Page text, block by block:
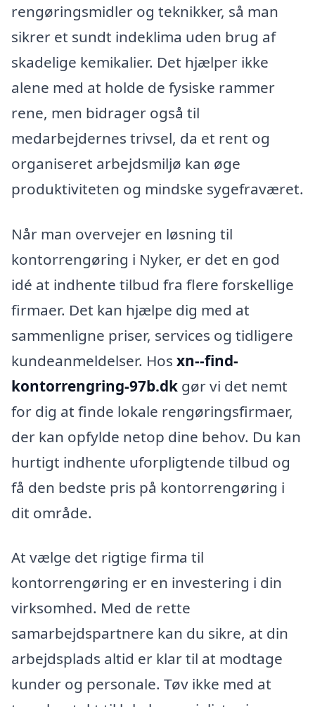
rengøringsmidler og teknikker, så man
sikrer et sundt indeklima uden brug af
skadelige kemikalier. Det hjælper ikke
alene med at holde de fysiske rammer
rene, men bidrager også til
medarbejdernes trivsel, da et rent og
organiseret arbejdsmiljø kan øge
produktiviteten og mindske sygefraværet.
Når man overvejer en løsning til
kontorrengøring i Nyker, er det en god
idé at indhente tilbud fra flere forskellige
firmaer. Det kan hjælpe dig med at
sammenligne priser, services og tidligere
kundeanmeldelser. Hos xn--find-
kontorrengring-97b.dk gør vi det nemt
for dig at finde lokale rengøringsfirmaer,
der kan opfylde netop dine behov. Du kan
hurtigt indhente uforpligtende tilbud og
få den bedste pris på kontorrengøring i
dit område.
At vælge det rigtige firma til
kontorrengøring er en investering i din
virksomhed. Med de rette
samarbejdspartnere kan du sikre, at din
arbejdsplads altid er klar til at modtage
kunder og personale. Tøv ikke med at